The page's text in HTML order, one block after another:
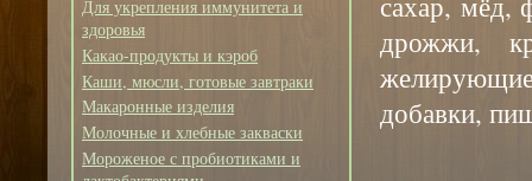
Для укрепления иммунитета и
здоровья
Какао-продукты и кэроб
Каши, мюсли, готовые завтраки
Макаронные изделия
Молочные и хлебные закваски
Мороженое с пробиотиками и
дрожжи,
добавки,